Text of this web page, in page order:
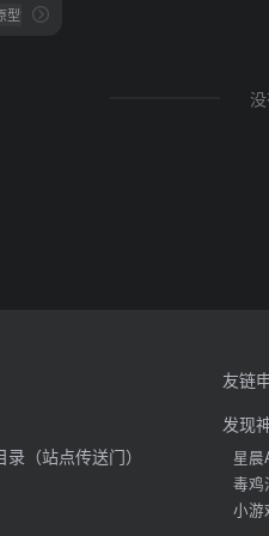
型设计
（站点传送门）
友链
发现
星晨
毒鸡
小游